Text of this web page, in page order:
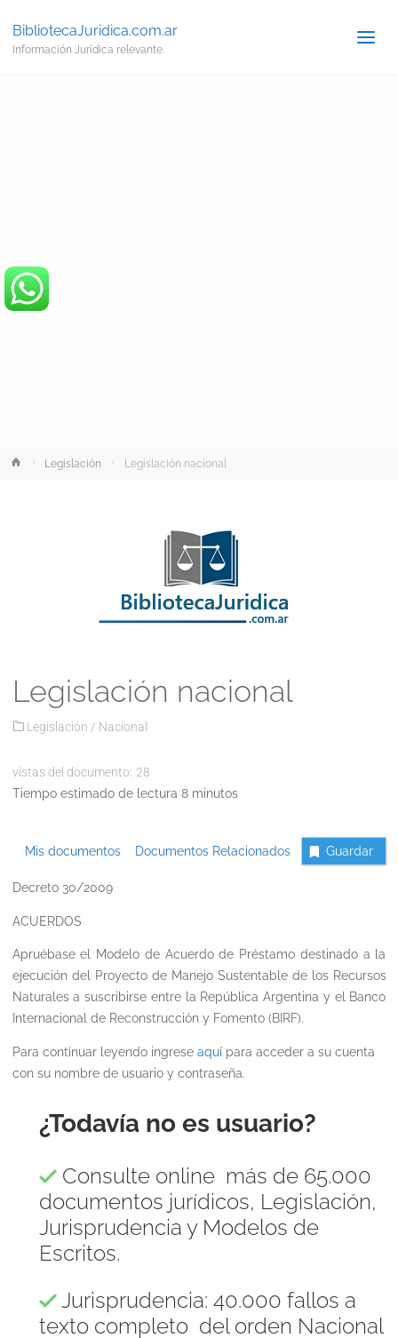
BibliotecaJuridica.com.ar
Información Jurídica relevante.
InicioLegislación Legislación nacional
Legislación nacional
Legislación / Nacional
vistas del documento: 28
Tiempo estimado de lectura 8 minutos
Mis documentos Documentos Relacionados Guardar
Decreto 30/2009
ACUERDOS
Apruébase el Modelo de Acuerdo de Préstamo destinado a la
ejecución del Proyecto de Manejo Sustentable de los Recursos
Naturales a suscribirse entre la República Argentina y el Banco
Internacional de Reconstrucción y Fomento (BIRF).
Para continuar leyendo ingrese aquípara acceder a su cuenta
con su nombre de usuario y contraseña.
¿Todavía no es usuario?
Consulte online más de 65.000
documentos jurídicos, Legislación,
Jurisprudencia y Modelos de
Escritos.
Jurisprudencia: 40.000 fallos a
texto completo del orden Nacional